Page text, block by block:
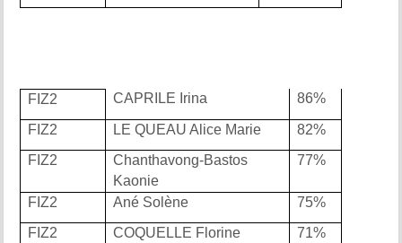
FIZ2 CAPRILE Irina 86%
FIZ2 LE QUEAU Alice Marie
82%
FIZ2
Chanthavong-Bastos
Kaonie
77%
FIZ2 Ané Solène
75%
FIZ2
COQUELLE Florine
71%